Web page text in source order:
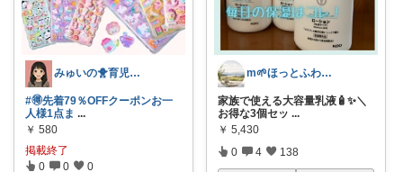
みゅいの🐥育児×時短×コスパ☀️朝コレ
#🉐先着79％OFFクーポンお一
人様1点ま ...
￥ 580
掲載終了
0 0 0
m🌱ほっとふわり心地よい暮らし
家族で使える大容量乳液🧴✨＼
お得な3個セッ ...
￥ 5,430
0 4 138